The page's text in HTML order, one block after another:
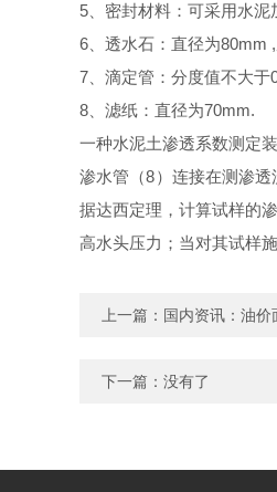
5、密封材料：可采用水泥
6、透水石：直径为80mm
7、滴定管：分度值不大于
8、滤纸：直径为70mm.
一种水泥土渗透系数测定
渗水管（8）连接在测渗
据达西定理，计算试样的
高水头压力；当对其试样
上一篇： 国内资讯：油价
下一篇：没有了